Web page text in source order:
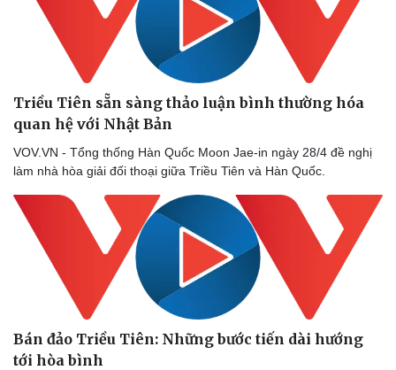
Doanh nghiệp
Thông tin doanh nghiệp
Doanh nghiệp 24h
Doanh nhân
Vì cộng đồng
Công nghệ
Sành điệu
Tin Công nghệ
Trải nghiệm
Chuyển đổi số
Triều Tiên sẵn sàng thảo luận bình thường hóa
quan hệ với Nhật Bản
VOV.VN - Tổng thống Hàn Quốc Moon Jae-in ngày 28/4 đề nghị
làm nhà hòa giải đối thoại giữa Triều Tiên và Hàn Quốc.
Bán đảo Triều Tiên: Những bước tiến dài hướng
tới hòa bình